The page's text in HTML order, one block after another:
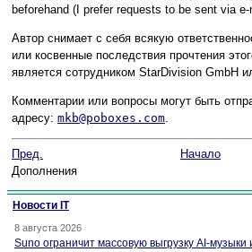
beforehand (I prefer requests to be sent via e-
Автор снимает с себя всякую
или косвенные последствия прочтения
является сотрудником StarDivision GmbH
Комментарии или вопросы могут быть
адресу: mkb@poboxes.com
Пред. Начало
Дополнения
Новости IT
8 августа 2026
Suno ограничит массовую выгрузку AI-музыки